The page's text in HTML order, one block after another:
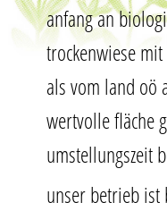
anfang an
tro­cken­wie­se
als vom land oö
wert­vol­le flä­che
umstel­lungs­zeit
unser betrieb